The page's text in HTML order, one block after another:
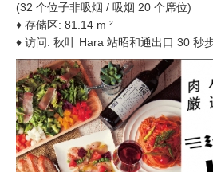
(32 个位子非吸烟 / 吸烟 20 个席位)
♦ 存储区: 81.14 m ²
♦ 访问: 秋叶 Hara 站昭和通出口 30 秒